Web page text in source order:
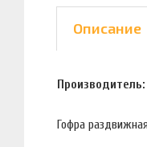
Описание
Гофра